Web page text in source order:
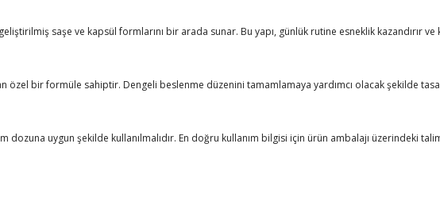
saşe ve kapsül formlarını bir arada sunar. Bu yapı, günlük rutine esneklik kazandırır ve
bir formüle sahiptir. Dengeli beslenme düzenini tamamlamaya yardımcı olacak şekilde
dozuna uygun şekilde kullanılmalıdır. En doğru kullanım bilgisi için ürün ambalajı üzerindeki